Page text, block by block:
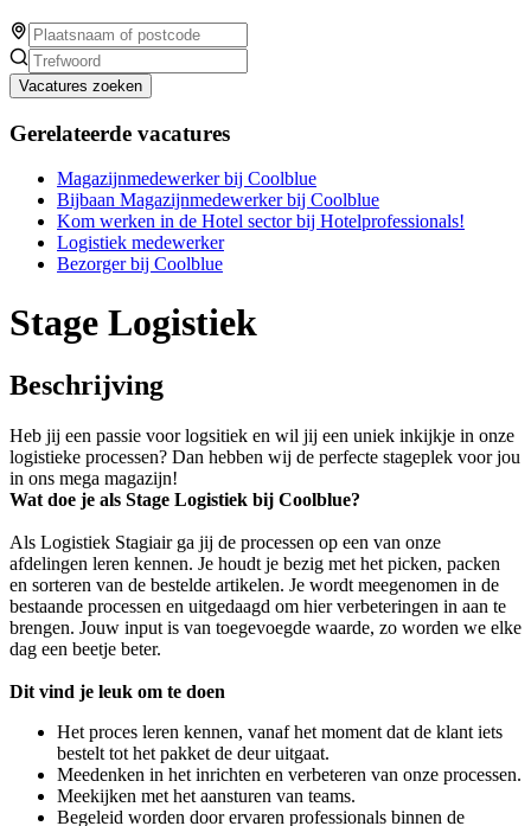
Vacatures zoeken
Gerelateerde vacatures
Magazijnmedewerker bij Coolblue
Bijbaan Magazijnmedewerker bij Coolblue
Kom werken in de Hotel sector bij Hotelprofessionals!
Logistiek medewerker
Bezorger bij Coolblue
Stage Logistiek
Beschrijving
Heb jij een passie voor logsitiek en wil jij een uniek inkijkje in onze
logistieke processen? Dan hebben wij de perfecte stageplek voor jou
in ons mega magazijn!
Wat doe je als Stage Logistiek bij Coolblue?
Als Logistiek Stagiair ga jij de processen op een van onze
afdelingen leren kennen. Je houdt je bezig met het picken, packen
en sorteren van de bestelde artikelen. Je wordt meegenomen in de
bestaande processen en uitgedaagd om hier verbeteringen in aan te
brengen. Jouw input is van toegevoegde waarde, zo worden we elke
dag een beetje beter.
Dit vind je leuk om te doen
Het proces leren kennen, vanaf het moment dat de klant iets
bestelt tot het pakket de deur uitgaat.
Meedenken in het inrichten en verbeteren van onze processen.
Meekijken met het aansturen van teams.
Begeleid worden door ervaren professionals binnen de